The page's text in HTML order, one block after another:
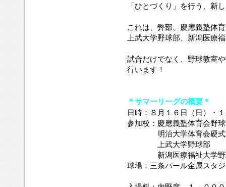
「ひとづくり」を行う、新
これは、弊部、慶應義塾体
上武大学野球部、新潟医療
試合だけでなく、野球教室
行います！
＊サマーリーグの概要＊
日時：８月１６日（日）・
参加校：慶應義塾体育会野
明治大学体育会硬
上武大学野球部
新潟医療福祉大学
球場：三条パール金属スタ